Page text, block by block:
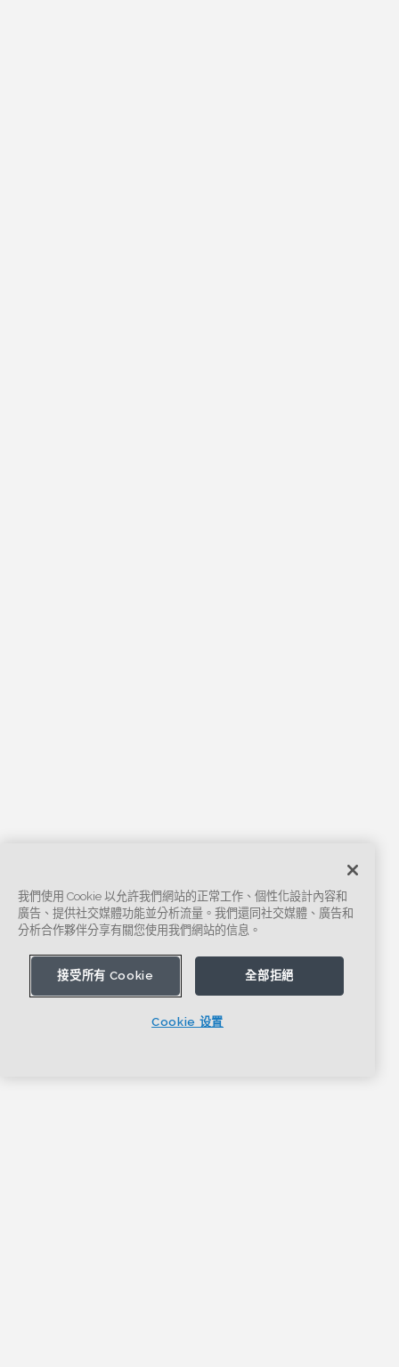
我們使用 Cookie 以允許我們網站的正常工作、個性化設計內容和
廣告、提供社交媒體功能並分析流量。我們還同社交媒體、廣告和
分析合作夥伴分享有關您使用我們網站的信息。
接受所有 Cookie 全部拒絕
Cookie 设置